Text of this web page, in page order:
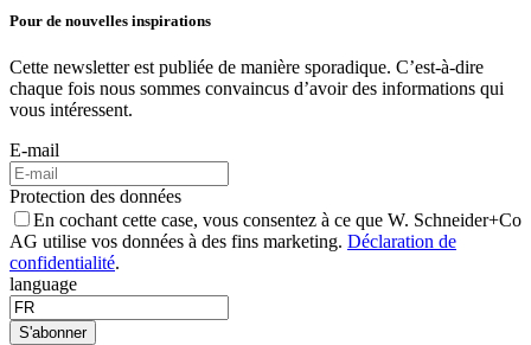
Pour de nouvelles inspirations
Cette newsletter est publiée de manière sporadique. C’est-à-dire
chaque fois nous sommes convaincus d’avoir des informations qui
vous intéressent.
E-mail
Protection des données
En cochant cette case, vous consentez à ce que W. Schneider+Co
AG utilise vos données à des fins marketing. Déclaration de
confidentialité.
language
S'abonner